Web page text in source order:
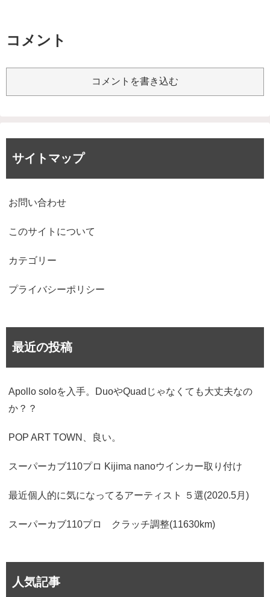
コメント
コメントを書き込む
サイトマップ
お問い合わせ
このサイトについて
カテゴリー
プライバシーポリシー
最近の投稿
Apollo soloを入手。DuoやQuadじゃなくても大丈夫なの
か？？
POP ART TOWN、良い。
スーパーカブ110プロ Kijima nanoウインカー取り付け
最近個人的に気になってるアーティスト ５選(2020.5月)
スーパーカブ110プロ クラッチ調整(11630km)
人気記事